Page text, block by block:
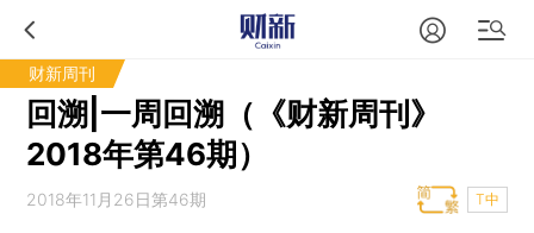
财新周刊
回溯|一周回溯（《财新周刊》
2018年第46期）
2018年11月26日第46期 T中